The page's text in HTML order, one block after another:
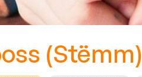
(Stëmm)